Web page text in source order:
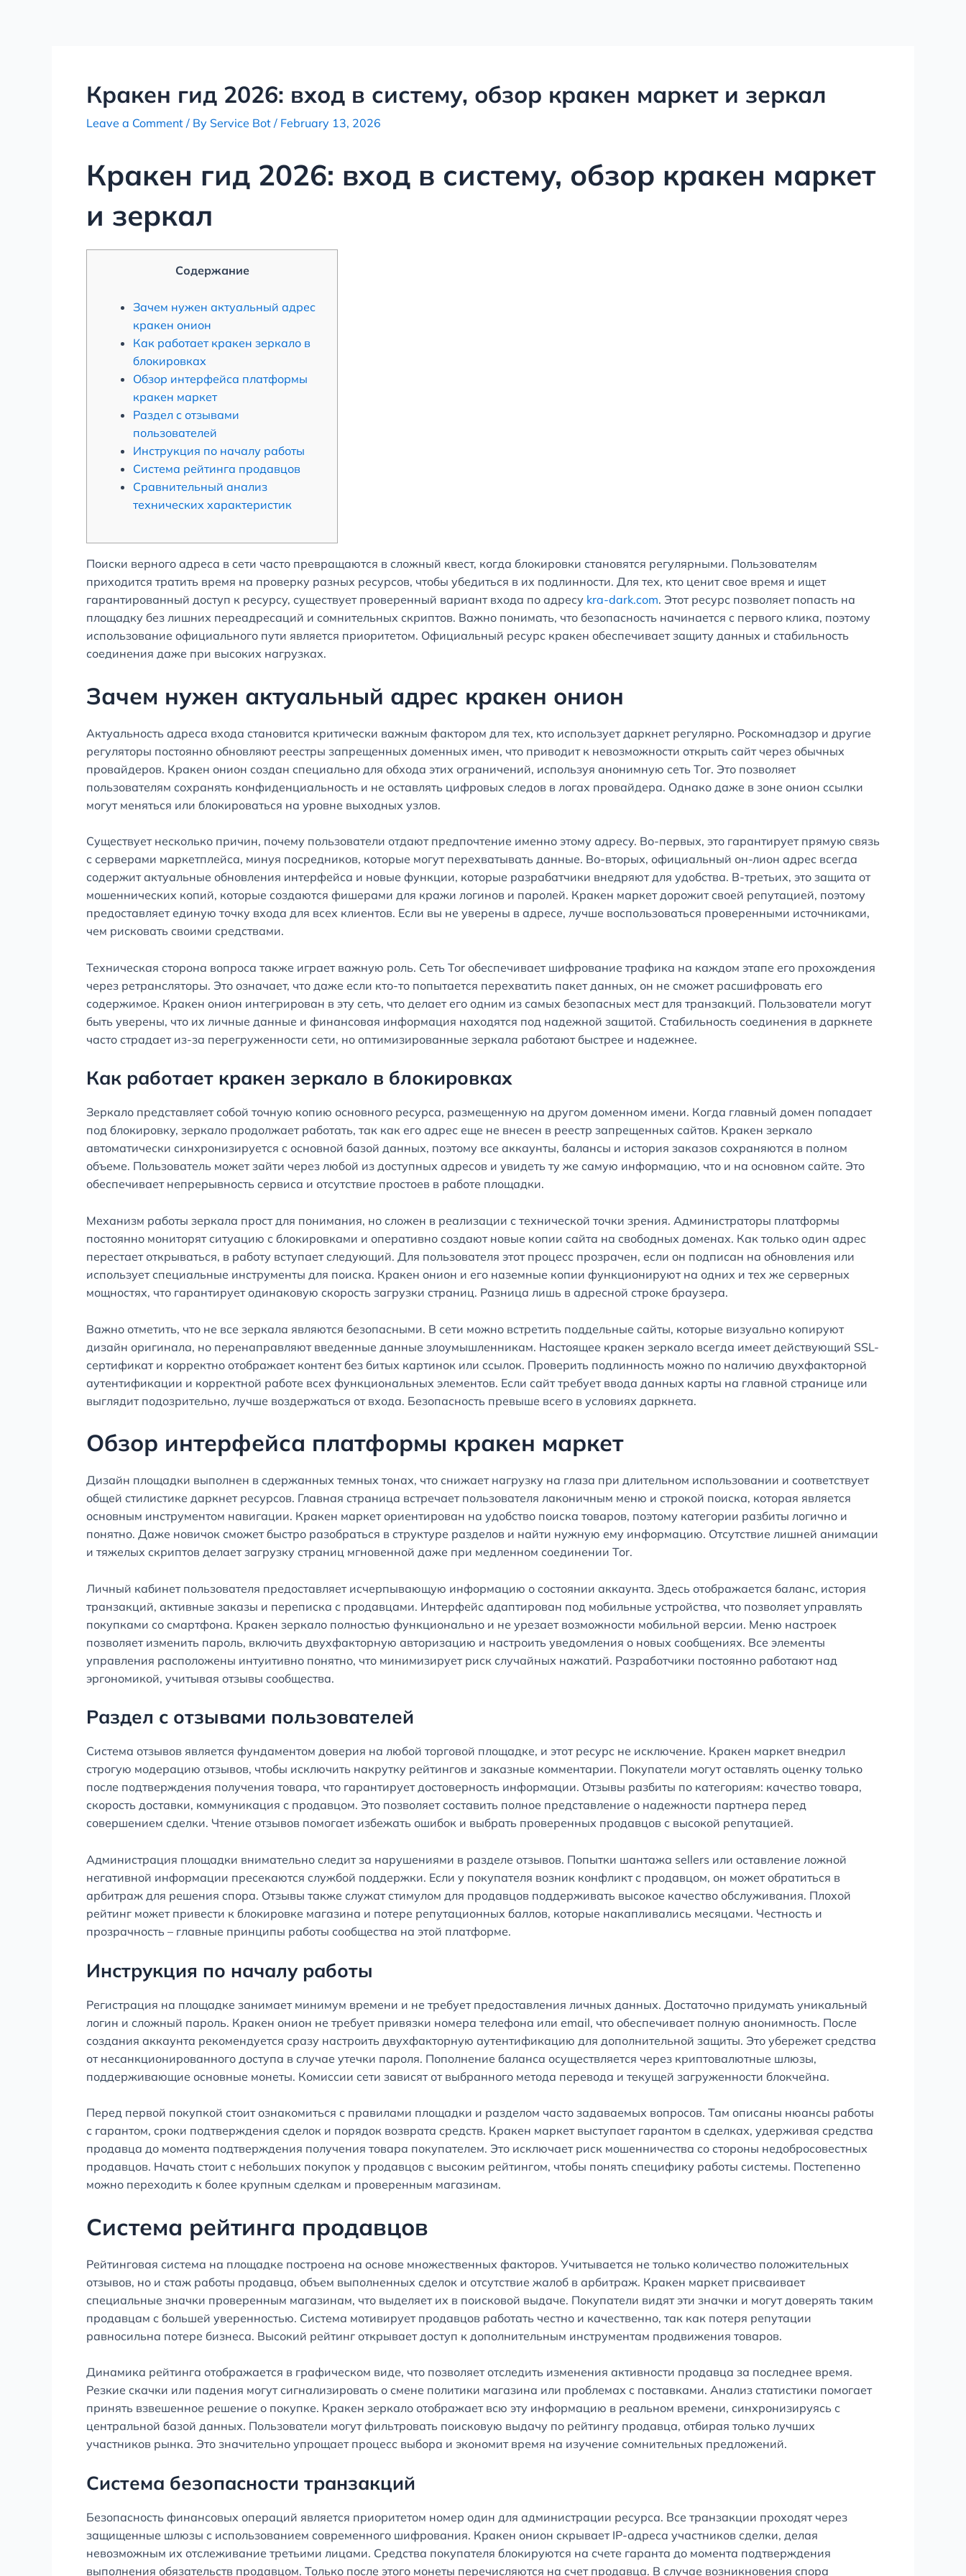
Кракен гид 2026: вход в систему, обзор кракен маркет и зеркал
Leave a Comment / By Service Bot / February 13, 2026
Кракен гид 2026: вход в систему, обзор кракен маркет
и зеркал
Содержание
Зачем нужен актуальный адрес
кракен онион
Как работает кракен зеркало в
блокировках
Обзор интерфейса платформы
кракен маркет
Раздел с отзывами
пользователей
Инструкция по началу работы
Система рейтинга продавцов
Сравнительный анализ
технических характеристик
Поиски верного адреса в сети часто превращаются в сложный квест, когда блокировки становятся регулярными. Пользователям
приходится тратить время на проверку разных ресурсов, чтобы убедиться в их подлинности. Для тех, кто ценит свое время и ищет
гарантированный доступ к ресурсу, существует проверенный вариант входа по адресу kra-dark.com. Этот ресурс позволяет попасть на
площадку без лишних переадресаций и сомнительных скриптов. Важно понимать, что безопасность начинается с первого клика, поэтому
использование официального пути является приоритетом. Официальный ресурс кракен обеспечивает защиту данных и стабильность
соединения даже при высоких нагрузках.
Зачем нужен актуальный адрес кракен онион
Актуальность адреса входа становится критически важным фактором для тех, кто использует даркнет регулярно. Роскомнадзор и другие
регуляторы постоянно обновляют реестры запрещенных доменных имен, что приводит к невозможности открыть сайт через обычных
провайдеров. Кракен онион создан специально для обхода этих ограничений, используя анонимную сеть Tor. Это позволяет
пользователям сохранять конфиденциальность и не оставлять цифровых следов в логах провайдера. Однако даже в зоне онион ссылки
могут меняться или блокироваться на уровне выходных узлов.
Существует несколько причин, почему пользователи отдают предпочтение именно этому адресу. Во-первых, это гарантирует прямую связь
с серверами маркетплейса, минуя посредников, которые могут перехватывать данные. Во-вторых, официальный он-лион адрес всегда
содержит актуальные обновления интерфейса и новые функции, которые разрабатчики внедряют для удобства. В-третьих, это защита от
мошеннических копий, которые создаются фишерами для кражи логинов и паролей. Кракен маркет дорожит своей репутацией, поэтому
предоставляет единую точку входа для всех клиентов. Если вы не уверены в адресе, лучше воспользоваться проверенными источниками,
чем рисковать своими средствами.
Техническая сторона вопроса также играет важную роль. Сеть Tor обеспечивает шифрование трафика на каждом этапе его прохождения
через ретрансляторы. Это означает, что даже если кто-то попытается перехватить пакет данных, он не сможет расшифровать его
содержимое. Кракен онион интегрирован в эту сеть, что делает его одним из самых безопасных мест для транзакций. Пользователи могут
быть уверены, что их личные данные и финансовая информация находятся под надежной защитой. Стабильность соединения в даркнете
часто страдает из-за перегруженности сети, но оптимизированные зеркала работают быстрее и надежнее.
Как работает кракен зеркало в блокировках
Зеркало представляет собой точную копию основного ресурса, размещенную на другом доменном имени. Когда главный домен попадает
под блокировку, зеркало продолжает работать, так как его адрес еще не внесен в реестр запрещенных сайтов. Кракен зеркало
автоматически синхронизируется с основной базой данных, поэтому все аккаунты, балансы и история заказов сохраняются в полном
объеме. Пользователь может зайти через любой из доступных адресов и увидеть ту же самую информацию, что и на основном сайте. Это
обеспечивает непрерывность сервиса и отсутствие простоев в работе площадки.
Механизм работы зеркала прост для понимания, но сложен в реализации с технической точки зрения. Администраторы платформы
постоянно мониторят ситуацию с блокировками и оперативно создают новые копии сайта на свободных доменах. Как только один адрес
перестает открываться, в работу вступает следующий. Для пользователя этот процесс прозрачен, если он подписан на обновления или
использует специальные инструменты для поиска. Кракен онион и его наземные копии функционируют на одних и тех же серверных
мощностях, что гарантирует одинаковую скорость загрузки страниц. Разница лишь в адресной строке браузера.
Важно отметить, что не все зеркала являются безопасными. В сети можно встретить поддельные сайты, которые визуально копируют
дизайн оригинала, но перенаправляют введенные данные злоумышленникам. Настоящее кракен зеркало всегда имеет действующий SSL-
сертификат и корректно отображает контент без битых картинок или ссылок. Проверить подлинность можно по наличию двухфакторной
аутентификации и корректной работе всех функциональных элементов. Если сайт требует ввода данных карты на главной странице или
выглядит подозрительно, лучше воздержаться от входа. Безопасность превыше всего в условиях даркнета.
Обзор интерфейса платформы кракен маркет
Дизайн площадки выполнен в сдержанных темных тонах, что снижает нагрузку на глаза при длительном использовании и соответствует
общей стилистике даркнет ресурсов. Главная страница встречает пользователя лаконичным меню и строкой поиска, которая является
основным инструментом навигации. Кракен маркет ориентирован на удобство поиска товаров, поэтому категории разбиты логично и
понятно. Даже новичок сможет быстро разобраться в структуре разделов и найти нужную ему информацию. Отсутствие лишней анимации
и тяжелых скриптов делает загрузку страниц мгновенной даже при медленном соединении Tor.
Личный кабинет пользователя предоставляет исчерпывающую информацию о состоянии аккаунта. Здесь отображается баланс, история
транзакций, активные заказы и переписка с продавцами. Интерфейс адаптирован под мобильные устройства, что позволяет управлять
покупками со смартфона. Кракен зеркало полностью функционально и не урезает возможности мобильной версии. Меню настроек
позволяет изменить пароль, включить двухфакторную авторизацию и настроить уведомления о новых сообщениях. Все элементы
управления расположены интуитивно понятно, что минимизирует риск случайных нажатий. Разработчики постоянно работают над
эргономикой, учитывая отзывы сообщества.
Раздел с отзывами пользователей
Система отзывов является фундаментом доверия на любой торговой площадке, и этот ресурс не исключение. Кракен маркет внедрил
строгую модерацию отзывов, чтобы исключить накрутку рейтингов и заказные комментарии. Покупатели могут оставлять оценку только
после подтверждения получения товара, что гарантирует достоверность информации. Отзывы разбиты по категориям: качество товара,
скорость доставки, коммуникация с продавцом. Это позволяет составить полное представление о надежности партнера перед
совершением сделки. Чтение отзывов помогает избежать ошибок и выбрать проверенных продавцов с высокой репутацией.
Администрация площадки внимательно следит за нарушениями в разделе отзывов. Попытки шантажа sellers или оставление ложной
негативной информации пресекаются службой поддержки. Если у покупателя возник конфликт с продавцом, он может обратиться в
арбитраж для решения спора. Отзывы также служат стимулом для продавцов поддерживать высокое качество обслуживания. Плохой
рейтинг может привести к блокировке магазина и потере репутационных баллов, которые накапливались месяцами. Честность и
прозрачность – главные принципы работы сообщества на этой платформе.
Инструкция по началу работы
Регистрация на площадке занимает минимум времени и не требует предоставления личных данных. Достаточно придумать уникальный
логин и сложный пароль. Кракен онион не требует привязки номера телефона или email, что обеспечивает полную анонимность. После
создания аккаунта рекомендуется сразу настроить двухфакторную аутентификацию для дополнительной защиты. Это убережет средства
от несанкционированного доступа в случае утечки пароля. Пополнение баланса осуществляется через криптовалютные шлюзы,
поддерживающие основные монеты. Комиссии сети зависят от выбранного метода перевода и текущей загруженности блокчейна.
Перед первой покупкой стоит ознакомиться с правилами площадки и разделом часто задаваемых вопросов. Там описаны нюансы работы
с гарантом, сроки подтверждения сделок и порядок возврата средств. Кракен маркет выступает гарантом в сделках, удерживая средства
продавца до момента подтверждения получения товара покупателем. Это исключает риск мошенничества со стороны недобросовестных
продавцов. Начать стоит с небольших покупок у продавцов с высоким рейтингом, чтобы понять специфику работы системы. Постепенно
можно переходить к более крупным сделкам и проверенным магазинам.
Система рейтинга продавцов
Рейтинговая система на площадке построена на основе множественных факторов. Учитывается не только количество положительных
отзывов, но и стаж работы продавца, объем выполненных сделок и отсутствие жалоб в арбитраж. Кракен маркет присваивает
специальные значки проверенным магазинам, что выделяет их в поисковой выдаче. Покупатели видят эти значки и могут доверять таким
продавцам с большей уверенностью. Система мотивирует продавцов работать честно и качественно, так как потеря репутации
равносильна потере бизнеса. Высокий рейтинг открывает доступ к дополнительным инструментам продвижения товаров.
Динамика рейтинга отображается в графическом виде, что позволяет отследить изменения активности продавца за последнее время.
Резкие скачки или падения могут сигнализировать о смене политики магазина или проблемах с поставками. Анализ статистики помогает
принять взвешенное решение о покупке. Кракен зеркало отображает всю эту информацию в реальном времени, синхронизируясь с
центральной базой данных. Пользователи могут фильтровать поисковую выдачу по рейтингу продавца, отбирая только лучших
участников рынка. Это значительно упрощает процесс выбора и экономит время на изучение сомнительных предложений.
Система безопасности транзакций
Безопасность финансовых операций является приоритетом номер один для администрации ресурса. Все транзакции проходят через
защищенные шлюзы с использованием современного шифрования. Кракен онион скрывает IP-адреса участников сделки, делая
невозможным их отслеживание третьими лицами. Средства покупателя блокируются на счете гаранта до момента подтверждения
выполнения обязательств продавцом. Только после этого монеты перечисляются на счет продавца. В случае возникновения спора